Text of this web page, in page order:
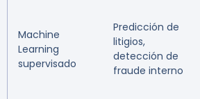
Machine
Learning
supervisado
Predicción de
litigios,
detección de
fraude interno